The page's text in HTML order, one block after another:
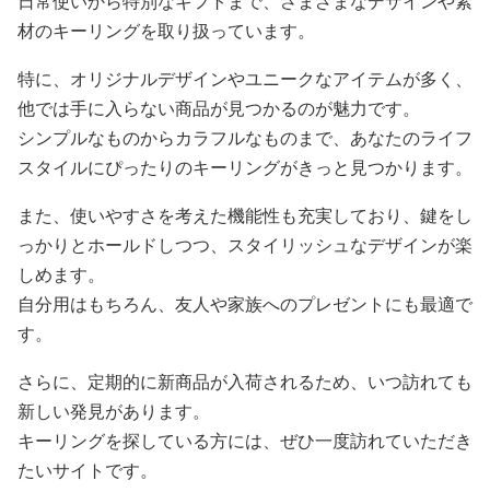
材のキーリングを取り扱っています。
特に、オリジナルデザインやユニークなアイテムが多く、
他では手に入らない商品が見つかるのが魅力です。
シンプルなものからカラフルなものまで、あなたのライフ
スタイルにぴったりのキーリングがきっと見つかります。
また、使いやすさを考えた機能性も充実しており、鍵をし
っかりとホールドしつつ、スタイリッシュなデザインが楽
しめます。
自分用はもちろん、友人や家族へのプレゼントにも最適で
す。
さらに、定期的に新商品が入荷されるため、いつ訪れても
新しい発見があります。
キーリングを探している方には、ぜひ一度訪れていただき
たいサイトです。